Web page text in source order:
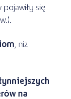
pojawiły się
, niż
na